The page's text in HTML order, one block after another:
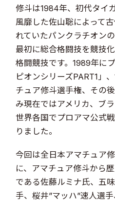
修斗は1984年、初代タイ
風靡した佐山聡によって
れていたパンクラチオン
最初に総合格闘技を競技
格闘競技です。1989年に
ピオンシリーズPART1」
チュア修斗選手権、その
み現在ではアメリカ、ブ
世界各国でプロアマ公式
りました。
今回は全日本アマチュア
に、アマチュア修斗から
である佐藤ルミナ氏、五
手、桜井”マッハ”速人選